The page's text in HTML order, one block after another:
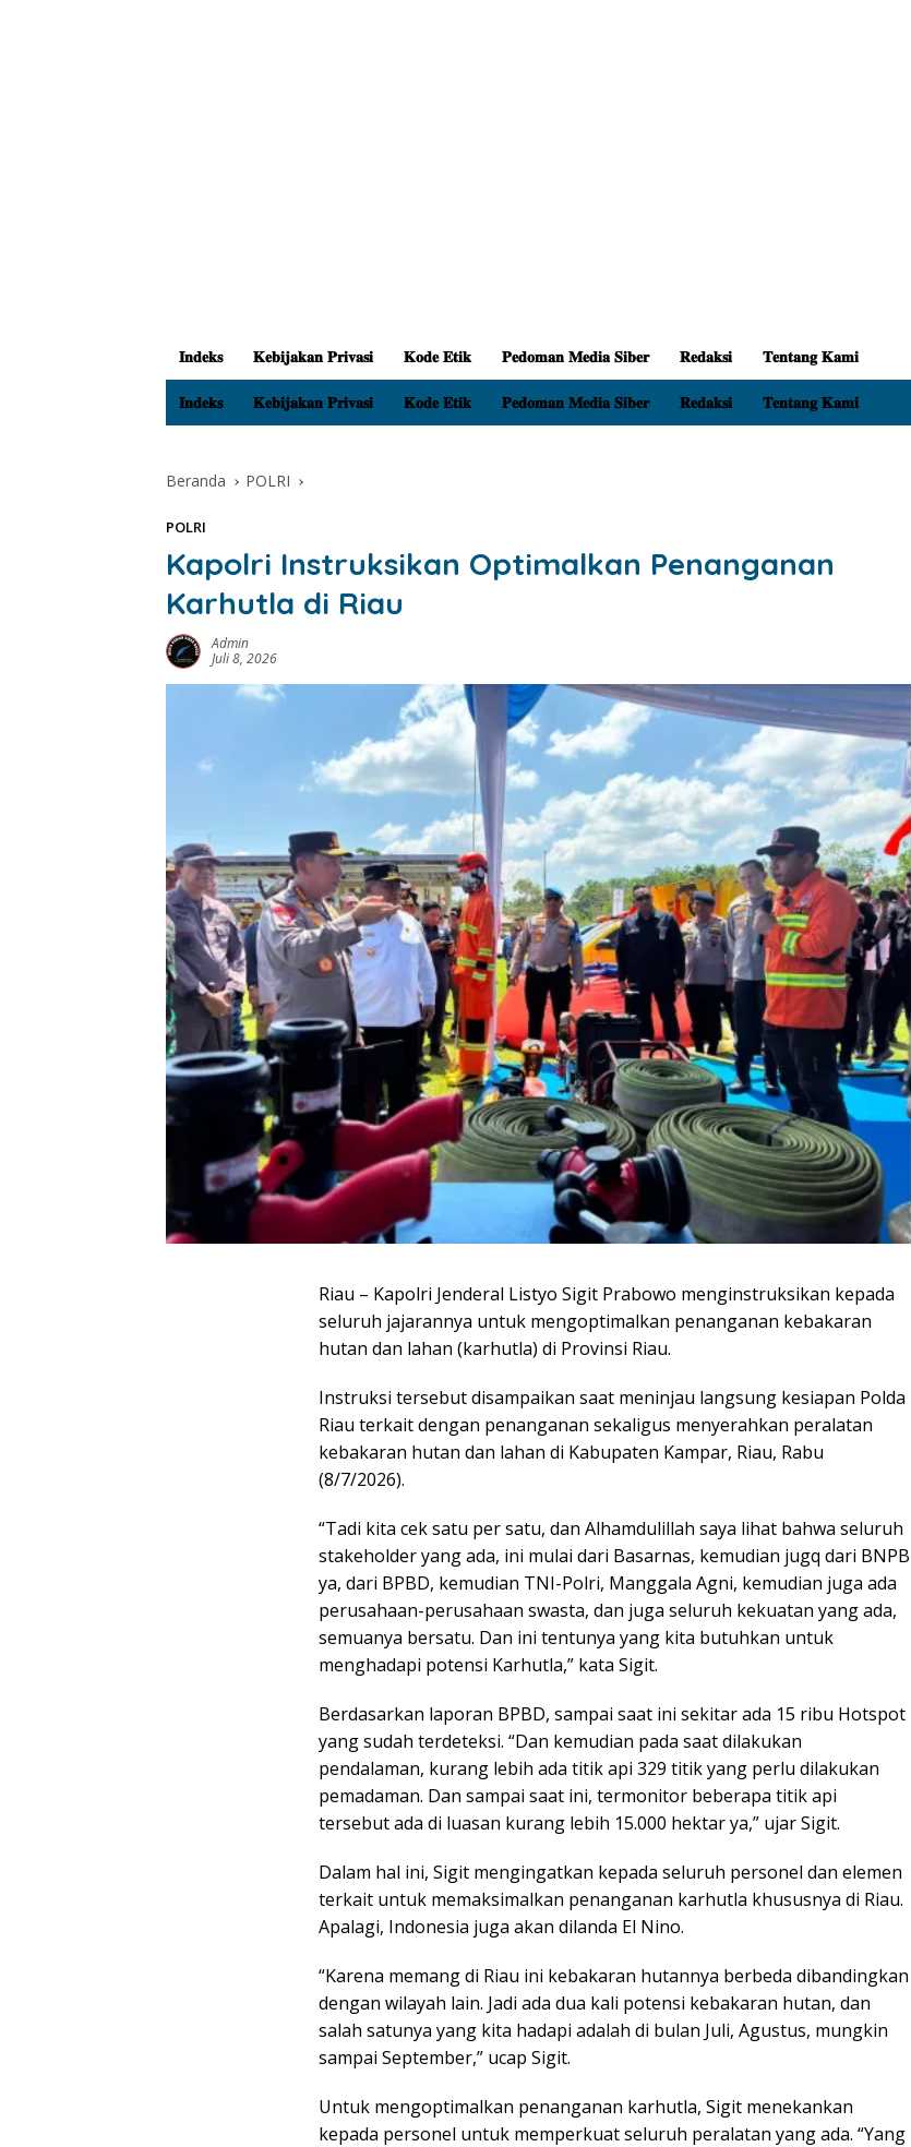
𝐈𝐧𝐝𝐞𝐤𝐬 𝐊𝐞𝐛𝐢𝐣𝐚𝐤𝐚𝐧 𝐏𝐫𝐢𝐯𝐚𝐬𝐢 𝐊𝐨𝐝𝐞 𝐄𝐭𝐢𝐤 𝐏𝐞𝐝𝐨𝐦𝐚𝐧 𝐌𝐞𝐝𝐢𝐚 𝐒𝐢𝐛𝐞𝐫 𝐑𝐞𝐝𝐚𝐤𝐬𝐢 𝐓𝐞𝐧𝐭𝐚𝐧𝐠 𝐊𝐚𝐦𝐢
𝐈𝐧𝐝𝐞𝐤𝐬 𝐊𝐞𝐛𝐢𝐣𝐚𝐤𝐚𝐧 𝐏𝐫𝐢𝐯𝐚𝐬𝐢 𝐊𝐨𝐝𝐞 𝐄𝐭𝐢𝐤 𝐏𝐞𝐝𝐨𝐦𝐚𝐧 𝐌𝐞𝐝𝐢𝐚 𝐒𝐢𝐛𝐞𝐫 𝐑𝐞𝐝𝐚𝐤𝐬𝐢 𝐓𝐞𝐧𝐭𝐚𝐧𝐠 𝐊𝐚𝐦𝐢
Beranda POLRI
POLRI
Kapolri Instruksikan Optimalkan Penanganan
Karhutla di Riau
Admin
Juli 8, 2026
Riau – Kapolri Jenderal Listyo Sigit Prabowo menginstruksikan kepada
seluruh jajarannya untuk mengoptimalkan penanganan kebakaran
hutan dan lahan (karhutla) di Provinsi Riau.
Instruksi tersebut disampaikan saat meninjau langsung kesiapan Polda
Riau terkait dengan penanganan sekaligus menyerahkan peralatan
kebakaran hutan dan lahan di Kabupaten Kampar, Riau, Rabu
(8/7/2026).
“Tadi kita cek satu per satu, dan Alhamdulillah saya lihat bahwa seluruh
stakeholder yang ada, ini mulai dari Basarnas, kemudian jugq dari BNPB
ya, dari BPBD, kemudian TNI-Polri, Manggala Agni, kemudian juga ada
perusahaan-perusahaan swasta, dan juga seluruh kekuatan yang ada,
semuanya bersatu. Dan ini tentunya yang kita butuhkan untuk
menghadapi potensi Karhutla,” kata Sigit.
Berdasarkan laporan BPBD, sampai saat ini sekitar ada 15 ribu Hotspot
yang sudah terdeteksi. “Dan kemudian pada saat dilakukan
pendalaman, kurang lebih ada titik api 329 titik yang perlu dilakukan
pemadaman. Dan sampai saat ini, termonitor beberapa titik api
tersebut ada di luasan kurang lebih 15.000 hektar ya,” ujar Sigit.
Dalam hal ini, Sigit mengingatkan kepada seluruh personel dan elemen
terkait untuk memaksimalkan penanganan karhutla khususnya di Riau.
Apalagi, Indonesia juga akan dilanda El Nino.
“Karena memang di Riau ini kebakaran hutannya berbeda dibandingkan
dengan wilayah lain. Jadi ada dua kali potensi kebakaran hutan, dan
salah satunya yang kita hadapi adalah di bulan Juli, Agustus, mungkin
sampai September,” ucap Sigit.
Untuk mengoptimalkan penanganan karhutla, Sigit menekankan
kepada personel untuk memperkuat seluruh peralatan yang ada. “Yang